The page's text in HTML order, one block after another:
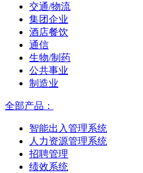
交通/物流
集团企业
酒店餐饮
通信
生物/制药
公共事业
制造业
全部产品：
智能出入管理系统
人力资源管理系统
招聘管理
绩效系统